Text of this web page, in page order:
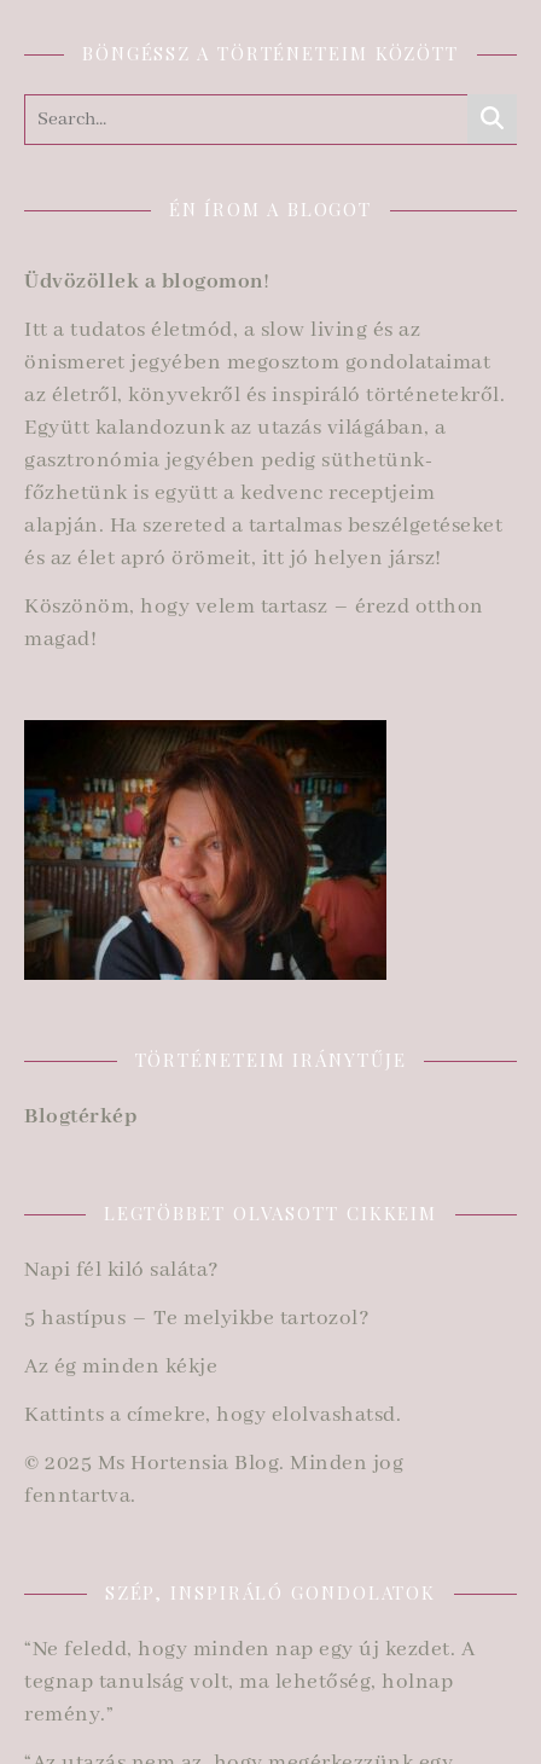
BÖNGÉSSZ A TÖRTÉNETEIM KÖZÖTT
ÉN ÍROM A BLOGOT
Üdvözöllek a blogomon!
Itt a tudatos életmód, a slow living és az
önismeret jegyében megosztom gondolataimat
az életről, könyvekről és inspiráló történetekről.
Együtt kalandozunk az utazás világában, a
gasztronómia jegyében pedig süthetünk-
főzhetünk is együtt a kedvenc receptjeim
alapján. Ha szereted a tartalmas beszélgetéseket
és az élet apró örömeit, itt jó helyen jársz!
Köszönöm, hogy velem tartasz – érezd otthon
magad!
TÖRTÉNETEIM IRÁNYTŰJE
Blogtérkép
LEGTÖBBET OLVASOTT CIKKEIM
Napi fél kiló saláta?
5 hastípus – Te melyikbe tartozol?
Az ég minden kékje
Kattints a címekre, hogy elolvashatsd.
© 2025 Ms Hortensia Blog. Minden jog
fenntartva.
SZÉP, INSPIRÁLÓ GONDOLATOK
“Ne feledd, hogy minden nap egy új kezdet. A
tegnap tanulság volt, ma lehetőség, holnap
remény.”